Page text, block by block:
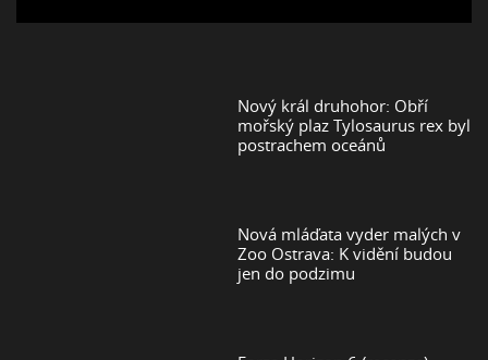
Nový král druhohor: Obří
mořský plaz Tylosaurus rex byl
postrachem oceánů
Nová mláďata vyder malých v
Zoo Ostrava: K vidění budou
jen do podzimu